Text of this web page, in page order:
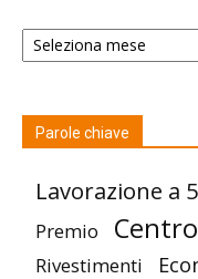
Archivio
Parole chiave
Lavorazione a
Premio
Rivestimenti